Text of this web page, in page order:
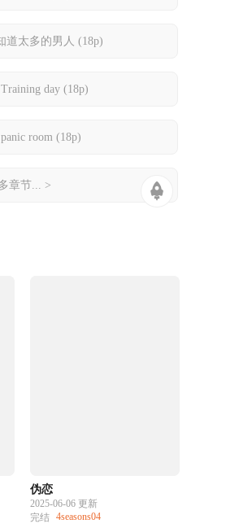
道太多的男人 (18p)
day (18p)
room (18p)
章节... >
伪恋
2025-06-06 更新
完结 4seasons04